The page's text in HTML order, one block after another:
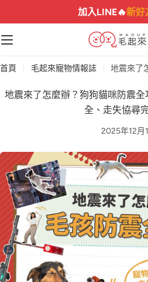
加入LINE🔥新好
首頁 毛起來寵物情報誌
地震來了怎麼辦？狗狗貓咪防震
全、走失協尋
2025年12月